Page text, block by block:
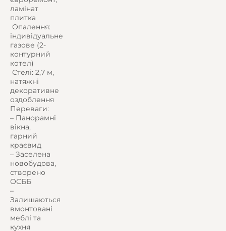
ламінат
плитка
️ Опалення:
індивідуальне
газове (2-
контурний
котел)
️ Стелі: 2,7 м,
натяжні
декоративне
оздоблення
Переваги:
– Панорамні
вікна,
гарний
краєвид
– Заселена
новобудова,
створено
ОСББ
–
Залишаються
вмонтовані
меблі та
кухня